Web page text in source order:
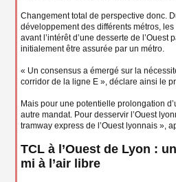
Changement total de perspective donc.
développement des différents métros,
avant l’intérêt d’une desserte de l’Ouest
initialement être assurée par un métro.
« Un consensus a émergé sur la
corridor de la ligne E », déclare ainsi le
Mais pour une potentielle prolongation
autre mandat. Pour desservir l’Ouest
tramway express de l’Ouest lyonnais »,
TCL à l’Ouest de Lyon :
mi à l’air libre